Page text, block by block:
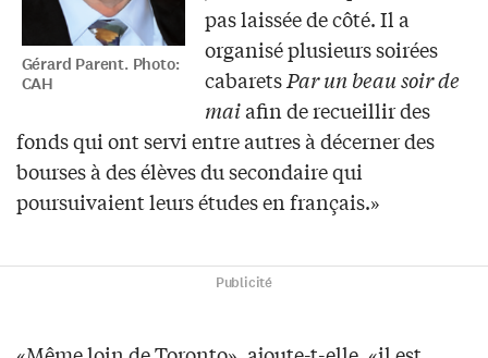
Gérard Parent. Photo:
CAH
pas laissée de côté. Il a
organisé plusieurs soirées
cabaretsPar un beau soir de
maiafin de recueillir des
fonds qui ont servi entre autres à décerner des
bourses à des élèves du secondaire qui
poursuivaient leurs études en français.»
Publicité